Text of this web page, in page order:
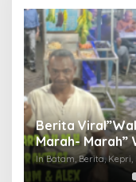
Berita
Marah- Marah”
Parit, Dinilai
Perasaan
In Batam, Berita, Kepri,